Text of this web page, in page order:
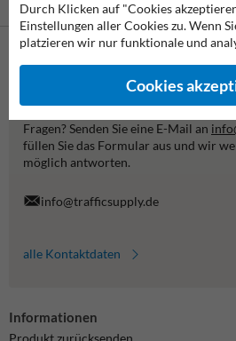
Vorkasse
Wir sind an Werktagen (von 7.00 bis
Fragen? Senden Sie eine E-Mail an
füllen Sie das Formular aus und wir
möglich antworten.
info@trafficsupply.de
alle Kontaktdaten
Informationen
Produkt zurücksenden
Durch Klicken auf "Cookies
Einstellungen aller Cookies zu. Wenn
platzieren wir nur funktionale und
Cookies